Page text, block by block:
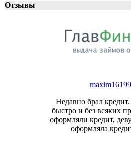
Отзывы
Недавно брал
быстро и без всяких
оформляли кредит,
оформляла